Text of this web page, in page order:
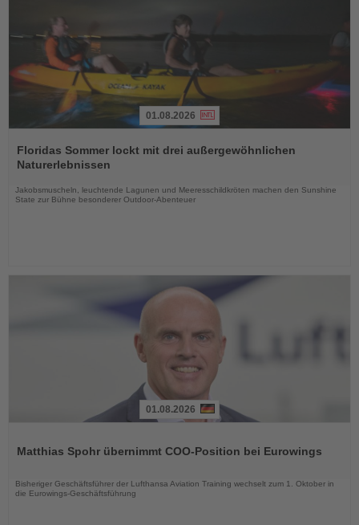
Sie
die
01.08.2026
Floridas Sommer lockt mit drei außergewöhnlichen
Naturerlebnissen
Jakobsmuscheln, leuchtende Lagunen und Meeresschildkröten machen den Sunshine
State zur Bühne besonderer Outdoor-Abenteuer
die
01.08.2026
Matthias Spohr übernimmt COO-Position bei Eurowings
Bisheriger Geschäftsführer der Lufthansa Aviation Training wechselt zum 1. Oktober in
die Eurowings-Geschäftsführung